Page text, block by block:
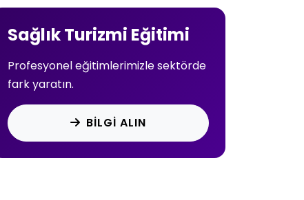
Sağlık Turizmi Eğitimi
Profesyonel eğitimlerimizle sektörde
fark yaratın.
BILGI ALIN